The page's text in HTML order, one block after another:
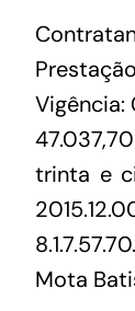
Vigência:
trinta e
Mota